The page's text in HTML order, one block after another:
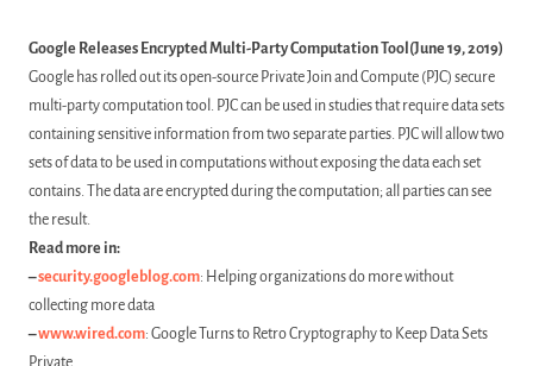
Google Releases Encrypted Multi-Party Computation Tool(June 19, 2019)
Google has rolled out its open-source Private Join and Compute (PJC) secure
multi-party computation tool. PJC can be used in studies that require data sets
containing sensitive information from two separate parties. PJC will allow two
sets of data to be used in computations without exposing the data each set
contains. The data are encrypted during the computation; all parties can see
the result.
Read more in:
–security.googleblog.com: Helping organizations do more without
collecting more data
–www.wired.com: Google Turns to Retro Cryptography to Keep Data Sets
Private